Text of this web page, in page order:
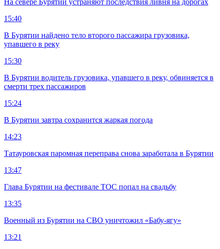
На севере Бурятии устраняют последствия ливня на дорогах
15:40
В Бурятии найдено тело второго пассажира грузовика,
упавшего в реку
15:30
В Бурятии водитель грузовика, упавшего в реку, обвиняется в
смерти трех пассажиров
15:24
В Бурятии завтра сохранится жаркая погода
14:23
Татауровская паромная переправа снова заработала в Бурятии
13:47
Глава Бурятии на фестивале ТОС попал на свадьбу
13:35
Военный из Бурятии на СВО уничтожил «Бабу-ягу»
13:21